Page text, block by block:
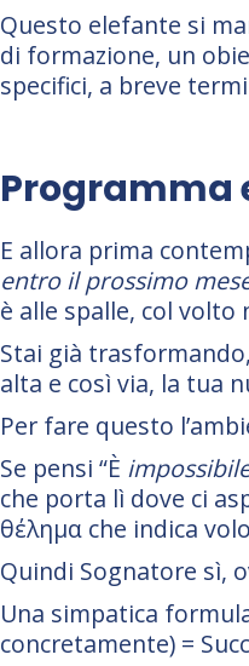
Questo elefante si
di formazione, un
specifici, a breve
Programma
E allora prima
entro il prossimo
è alle spalle, col
Stai già
alta e così via, la tua
Per fare questo
Se pensi “È
che porta lì dove ci
θέλημα che indica
Quindi Sognatore sì,
Una simpatica
concretamente) =